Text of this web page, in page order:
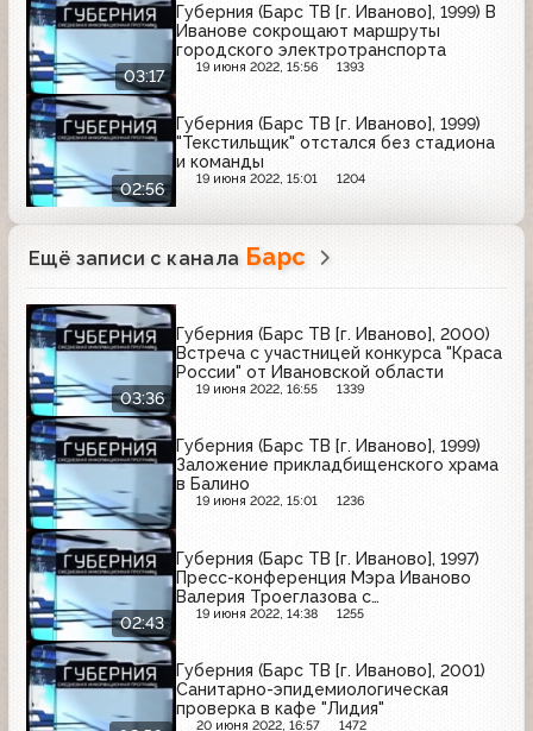
03:17
Губерния (Барс ТВ [г. Иваново], 1999) В
Иванове сокрощают маршруты
городского электротранспорта
19 июня 2022, 15:56 1393
02:56
Губерния (Барс ТВ [г. Иваново], 1999)
"Текстильщик" отстался без стадиона
и команды
19 июня 2022, 15:01 1204
Ещё записи с канала Барс
03:36
Губерния (Барс ТВ [г. Иваново], 2000)
Встреча с участницей конкурса "Краса
России" от Ивановской области
19 июня 2022, 16:55 1339
Губерния (Барс ТВ [г. Иваново], 1999)
Заложение прикладбищенского храма
в Балино
19 июня 2022, 15:01 1236
02:43
Губерния (Барс ТВ [г. Иваново], 1997)
Пресс-конференция Мэра Иваново
Валерия Троеглазова с
представителями СМИ
19 июня 2022, 14:38 1255
Губерния (Барс ТВ [г. Иваново], 2001)
Санитарно-эпидемиологическая
проверка в кафе "Лидия"
20 июня 2022, 16:57 1472